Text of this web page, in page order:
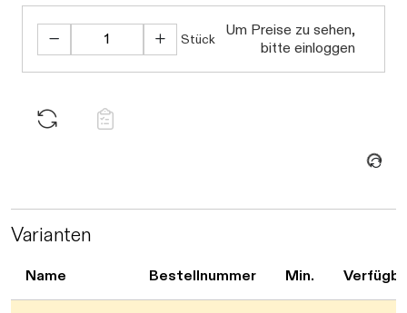
Stück
Um Preise zu sehen,
bitte einloggen
Daten werden geladen. Bitte warten...
Varianten
Name Bestellnummer Min.